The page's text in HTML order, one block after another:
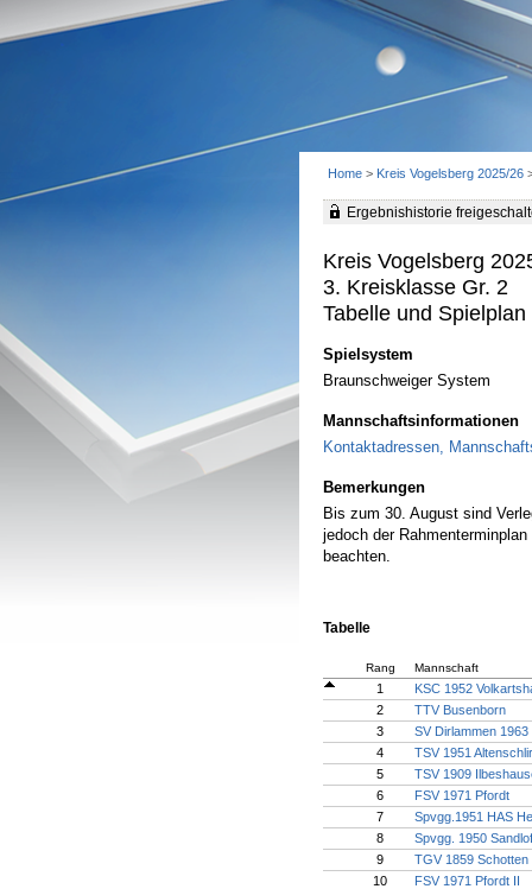
Home > Kreis Vogelsberg 2025/26
Ergebnishistorie
Kreis Vogelsberg
3. Kreisklasse Gr. 2
Tabelle und
Spielsystem
Braunschweiger System
Mannschaftsinformationen
Kontaktadressen,
Bemerkungen
Bis zum 30. August sind
jedoch der
beachten.
Tabelle
Rang Mannschaft
1
KSC 1952
2
TTV Busenborn
3
SV Dirlammen 1963
4
TSV 1951
5
TSV 1909
6
FSV 1971 Pfordt
7
Spvgg.1951 HAS
8
Spvgg. 1950
9
TGV 1859 Schotten
10
FSV 1971 Pfordt II